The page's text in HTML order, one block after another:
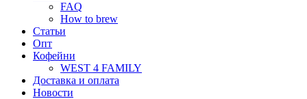
FAQ
How to brew
Статьи
Опт
Кофейни
WEST 4 FAMILY
Доставка и оплата
Новости